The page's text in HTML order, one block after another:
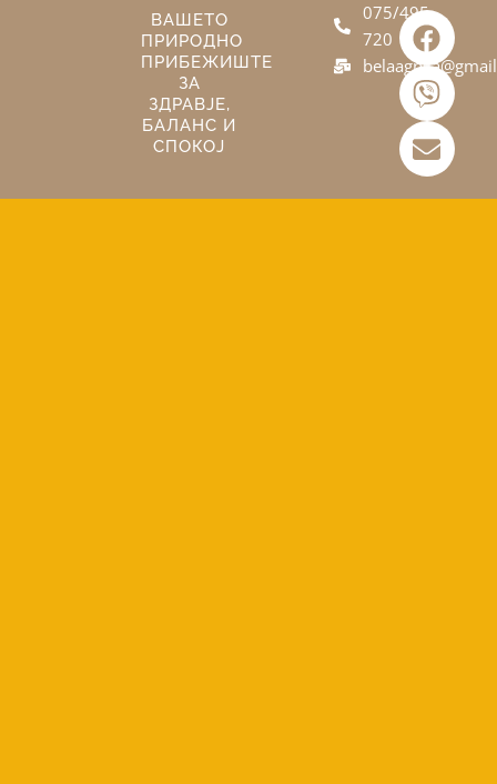
ВАШЕТО
ПРИРОДНО
ПРИБЕЖИШТЕ
ЗА
ЗДРАВЈЕ,
БАЛАНС И
СПОКОЈ
075/495-
720
F
a
c
e
b
o
V
i
b
e
r
E
n
v
e
l
o